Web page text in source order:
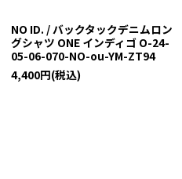
NO ID. / バックタックデニムロン
グシャツ ONE インディゴ O-24-
05-06-070-NO-ou-YM-ZT94
4,400円(税込)